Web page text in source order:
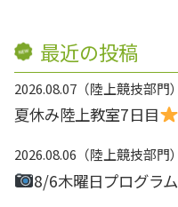
最近の投稿
2026.08.07 陸上競技部門
夏休み陸上教室7日目
2026.08.06 陸上競技部門
8/6木曜日プログラム